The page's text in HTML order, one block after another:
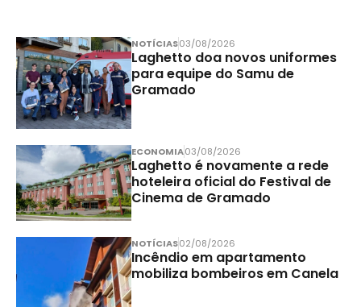
NOTÍCIAS03/08/2026
Laghetto doa novos uniformes
para equipe do Samu de
Gramado
ECONOMIA03/08/2026
Laghetto é novamente a rede
hoteleira oficial do Festival de
Cinema de Gramado
NOTÍCIAS02/08/2026
Incêndio em apartamento
mobiliza bombeiros em Canela